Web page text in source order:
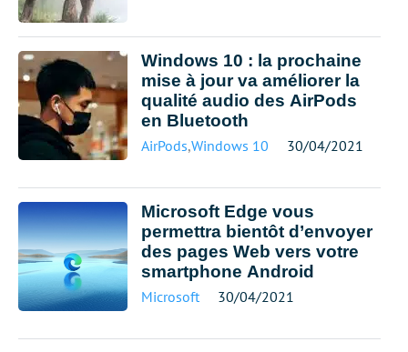
Windows 10 : la prochaine
mise à jour va améliorer la
qualité audio des AirPods
en Bluetooth
AirPods,Windows 10 30/04/2021
Microsoft Edge vous
permettra bientôt d’envoyer
des pages Web vers votre
smartphone Android
Microsoft 30/04/2021